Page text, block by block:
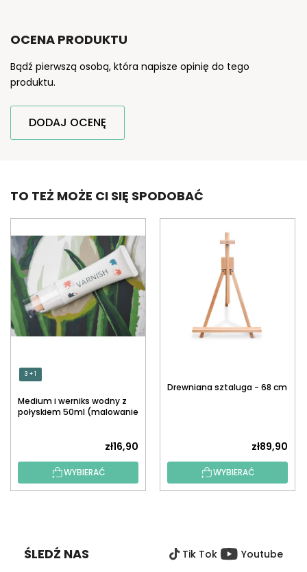
OCENA PRODUKTU
Bądź pierwszą osobą, która napisze opinię do tego
produktu.
DODAJ OCENĘ
TO TEŻ MOŻE CI SIĘ SPODOBAĆ
3 + 1
Medium i werniks wodny z
połyskiem 50ml (malowanie
zł16,90
WYBIERAĆ
Drewniana sztaluga - 68 cm
zł89,90
WYBIERAĆ
ŚLEDŹ NAS Tik Tok Youtube